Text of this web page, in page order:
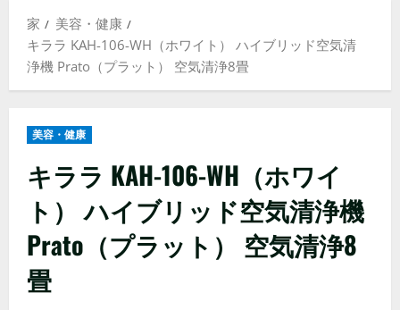
マ
リ
メ
ー
家
美容・健康
キララ KAH-106-WH（ホワイト） ハイブリッド空気清
浄機 Prato（プラット） 空気清浄8畳
美容・健康
キララ KAH-106-WH（ホワイ
ト） ハイブリッド空気清浄機
Prato（プラット） 空気清浄8
畳